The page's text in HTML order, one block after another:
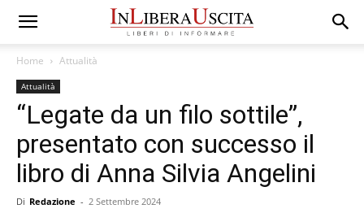
Home Attualità
Attualità
“Legate da un filo sottile”,
presentato con successo il
libro di Anna Silvia Angelini
Di Redazione - 2 Settembre 2024